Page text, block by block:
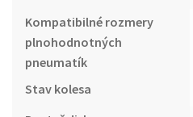
Kompatibilné rozmery
plnohodnotných
pneumatík
Stav kolesa